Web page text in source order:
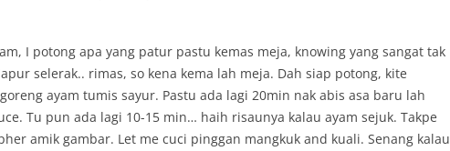
I potong apa yang patur pastu kemas meja, knowing yang sangat tak
selerak.. rimas, so kena kema lah meja. Dah siap potong, kite
ayam tumis sayur. Pastu ada lagi 20min nak abis asa baru lah
Tu pun ada lagi 10-15 min… haih risaunya kalau ayam sejuk. Takpe
amik gambar. Let me cuci pinggan mangkuk and kuali. Senang kalau